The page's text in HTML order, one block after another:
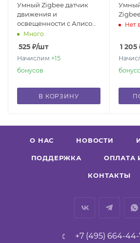
Умный Zigbee датчик
движения и
освещенности с Алисой
и Google Assistant
Много
525 ₽/шт
Начислим +15
бонусов
В КОРЗИНУ
Нет
1 205
О НАС НОВОСТИ
ПОДДЕРЖКА ОПЛАТА
КОНТАКТЫ
+7 (495) 664-